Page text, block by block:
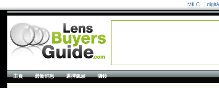
MILC
主頁 最新消息 選擇鏡頭 濾鏡